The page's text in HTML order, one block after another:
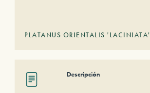
PLATANUS ORIENTALIS 'LACINIATA'
Descripción